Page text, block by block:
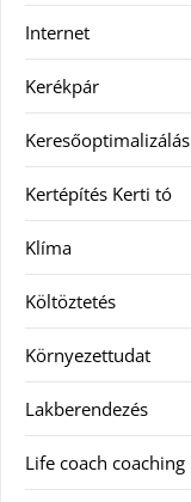
Internet
Kerékpár
Keresőoptimalizálás
Kertépítés Kerti tó
Klíma
Költöztetés
Környezettudat
Lakberendezés
Life coach coaching